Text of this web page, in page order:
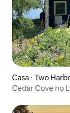
Casa ⋅ Two
Cedar Cove no